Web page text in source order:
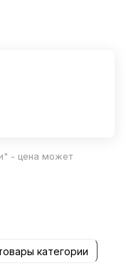
- цена может
категории